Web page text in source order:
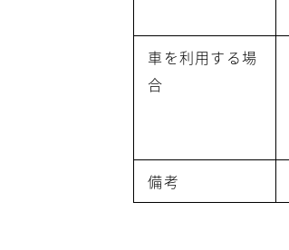
車を利用する場
合
備考